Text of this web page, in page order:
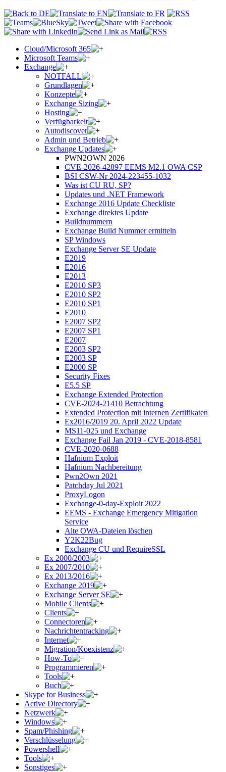
Cloud/Microsoft 365
Microsoft Teams
Exchange
NOTFALL
Grundlagen
Konzepte
Exchange Sizing
Hosting
Verfügbarkeit
Autodiscover
Admin und Betrieb
Exchange Updates
PWN2OWN 2026
CVE-2026-42897 EEMS M2.1 OWA CSP
BSI CSW-Nr 2024-223455-1032
Was ist CU RU, SP?
Updates und .NET Framework
Exchange 2016 Update Checkliste
Exchange direktes Update
Buildnummern
Exchange Build Nummer ermitteln
SP Windows
Exchange Server SE Update
E2019
E2016
E2013
E2010 SP3
E2010 SP2
E2010 SP1
E2010
E2007 SP2
E2007 SP1
E2007
E2003 SP2
E2003 SP
E2000 SP
Security Fixes
E5.5 SP
Exchange Extended Protection
CVE-2024-21410 Betrachtung
Extended Protection mit internen Zertifikaten
Ex2016/2019 20. April 2022 Update
MS11-025 und Exchange
Exchange Fail Jan 2019 - CVE-2018-8581
CVE-2020-0688
Hafnium Exploit
Hafnium Nachbereitung
Pwn2Own 2021
Patchday Jul 2021
ProxyLogon
Exchange-0-day-Exploit 2022
EEMS - Exchange Emergency Mitigation
Service
Alte OWA-Dateien löschen
Y2K22Bug
Exchange CU und RequireSSL
Ex 2000/2003
Ex 2007/2010
Ex 2013/2016
Exchange 2019
Exchange Server SE
Mobile Clients
Clients
Connectoren
Nachrichtentracking
Internet
Migration/Koexistenz
How-To
Programmieren
Tools
Buch
Skype for Business
Active Directory
Netzwerk
Windows
Spam/Phishing
Verschlüsselung
Powershell
Tools
Sonstiges